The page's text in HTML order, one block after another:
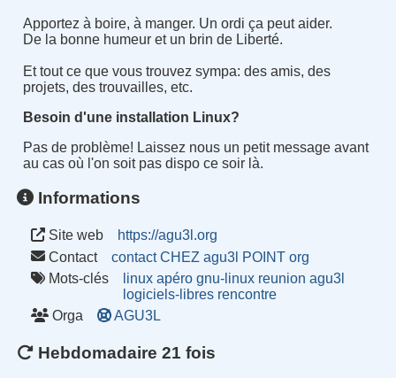
Apportez à boire, à manger. Un ordi ça peut aider.
De la bonne humeur et un brin de Liberté.
Et tout ce que vous trouvez sympa: des amis, des
projets, des trouvailles, etc.
Besoin d'une installation Linux?
Pas de problème! Laissez nous un petit message avant
au cas où l'on soit pas dispo ce soir là.
Informations
Site web
https://agu3l.org
Contact
contact CHEZ agu3l POINT org
Mots-clés
linux apéro gnu-linux reunion agu3l
logiciels-libres rencontre
Orga
AGU3L
Hebdomadaire 21 fois